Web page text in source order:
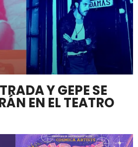
Y GEPE SE
EN EL TEATRO